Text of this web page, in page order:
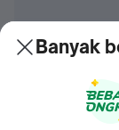
Banyak